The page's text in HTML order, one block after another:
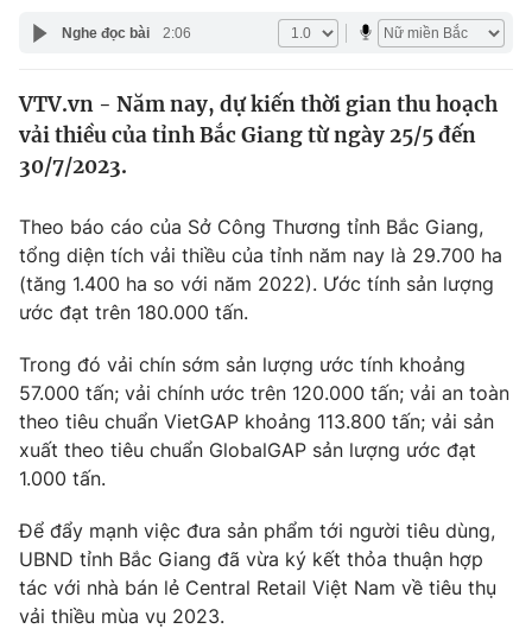
Y tế
Thế giới
Tin tức
Câu chuyện quốc tế
Kinh tế
Tài chính
Thị trường
Góc doanh nghiệp
Dữ liệu và đời sống
Truyền hình
Phim VTV
Hậu trường
Nhân vật
Giải sao mai
Giải trí
Điện ảnh
Âm nhạc
Sao
Đời sống
Làm đẹp
Chất lượng cuộc sống
Giáo dục
Tuyển sinh
Học trực tuyến
Công nghệ
Nghe đọc bài 2:06
VTV.vn - Năm nay, dự kiến thời gian thu hoạch
vải thiều của tỉnh Bắc Giang từ ngày 25/5 đến
30/7/2023.
Theo báo cáo của Sở Công Thương tỉnh Bắc Giang,
tổng diện tích vải thiều của tỉnh năm nay là 29.700 ha
(tăng 1.400 ha so với năm 2022). Ước tính sản lượng
ước đạt trên 180.000 tấn.
Trong đó vải chín sớm sản lượng ước tính khoảng
57.000 tấn; vải chính ước trên 120.000 tấn; vải an toàn
theo tiêu chuẩn VietGAP khoảng 113.800 tấn; vải sản
xuất theo tiêu chuẩn GlobalGAP sản lượng ước đạt
1.000 tấn.
Để đẩy mạnh việc đưa sản phẩm tới người tiêu dùng,
UBND tỉnh Bắc Giang đã vừa ký kết thỏa thuận hợp
tác với nhà bán lẻ Central Retail Việt Nam về tiêu thụ
vải thiều mùa vụ 2023.